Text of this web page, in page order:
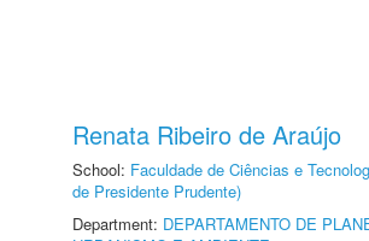
Renata Ribeiro de Araújo
School: Faculdade de Ciências e
de Presidente Prudente)
Department: DEPARTAMENTO DE